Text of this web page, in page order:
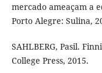
mercado ameaçam a
Porto Alegre: Sulina,
SAHLBERG, Pasil.
College Press, 2015.